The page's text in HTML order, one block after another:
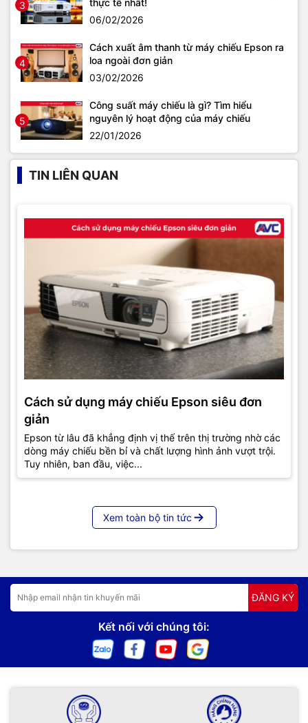
3
thực tế nhất!
06/02/2026
4
Cách xuất âm thanh từ máy chiếu Epson ra
loa ngoài đơn giản
03/02/2026
5
Công suất máy chiếu là gì? Tìm hiểu
nguyên lý hoạt động của máy chiếu
22/01/2026
TIN LIÊN QUAN
Cách sử dụng máy chiếu Epson siêu đơn
giản
Epson từ lâu đã khẳng định vị thế trên thị trường nhờ các
dòng máy chiếu bền bỉ và chất lượng hình ảnh vượt trội.
Tuy nhiên, ban đầu, việc...
Xem toàn bộ tin tức
ĐĂNG KÝ
Kết nối với chúng tôi: